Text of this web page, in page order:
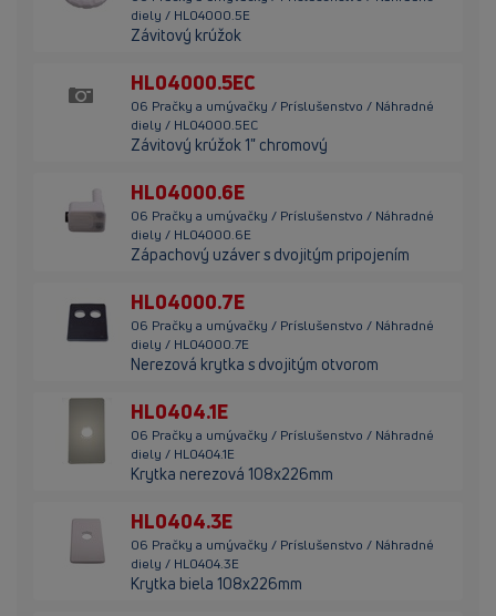
diely / HL04000.5E
Závitový krúžok
HL04000.5EC
06 Pračky a umývačky / Príslušenstvo / Náhradné
diely / HL04000.5EC
Závitový krúžok 1" chromový
HL04000.6E
06 Pračky a umývačky / Príslušenstvo / Náhradné
diely / HL04000.6E
Zápachový uzáver s dvojitým pripojením
HL04000.7E
06 Pračky a umývačky / Príslušenstvo / Náhradné
diely / HL04000.7E
Nerezová krytka s dvojitým otvorom
HL0404.1E
06 Pračky a umývačky / Príslušenstvo / Náhradné
diely / HL0404.1E
Krytka nerezová 108x226mm
HL0404.3E
06 Pračky a umývačky / Príslušenstvo / Náhradné
diely / HL0404.3E
Krytka biela 108x226mm